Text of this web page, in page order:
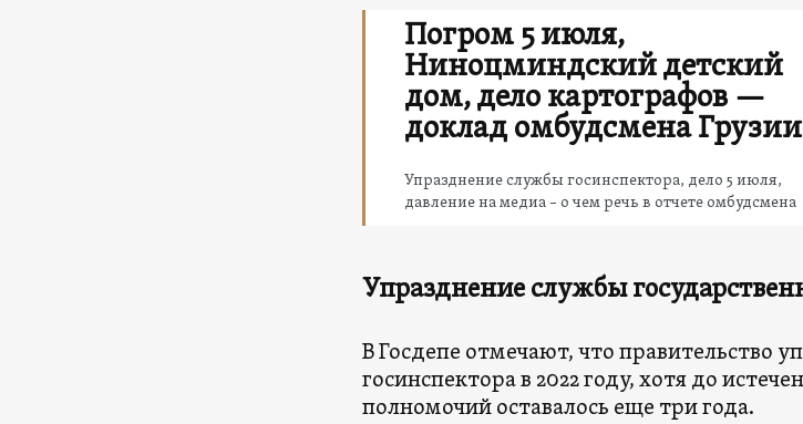
Погром 5 июля,
Ниноцминдский детский
дом, дело картографов —
доклад омбудсмена Грузии
Упразднение службы госинспектора, дело 5 июля,
давление на медиа – о чем речь в отчете омбудсмена
Упразднение службы
В Госдепе отмечают, что правительство
госинспектора в 2022 году, хотя до
полномочий оставалось еще три года.